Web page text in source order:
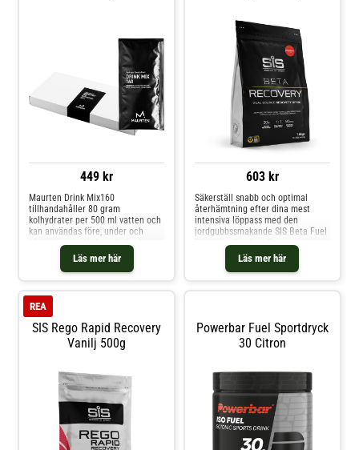
449 kr
Läs mer här
Maurten Drink Mix160
tillhandahåller 80 gram
kolhydrater per 500 ml vatten och
kan användas före, under och
efter träning. Hydrogelteknologin
stimulerar smidig transport
genom magen och in i tarmen.
Som ett resultat är kolhydrater,
och drinken omvandlas direkt till
603 kr
Läs mer här
Säkerställ snabb och optimal
återhämtning efter dina mest
intensiva löppass med den
jordgubbssmakande SIS Beta Fuel
Recovery-drycken. Denna
sportdryck har det perfekta
förhållandet 2:1 mellan
kolhydrater och protein, vilket gör
SIS Rego Rapid Recovery
Vanilj 500g
REA
Powerbar Fuel Sportdryck
30 Citron